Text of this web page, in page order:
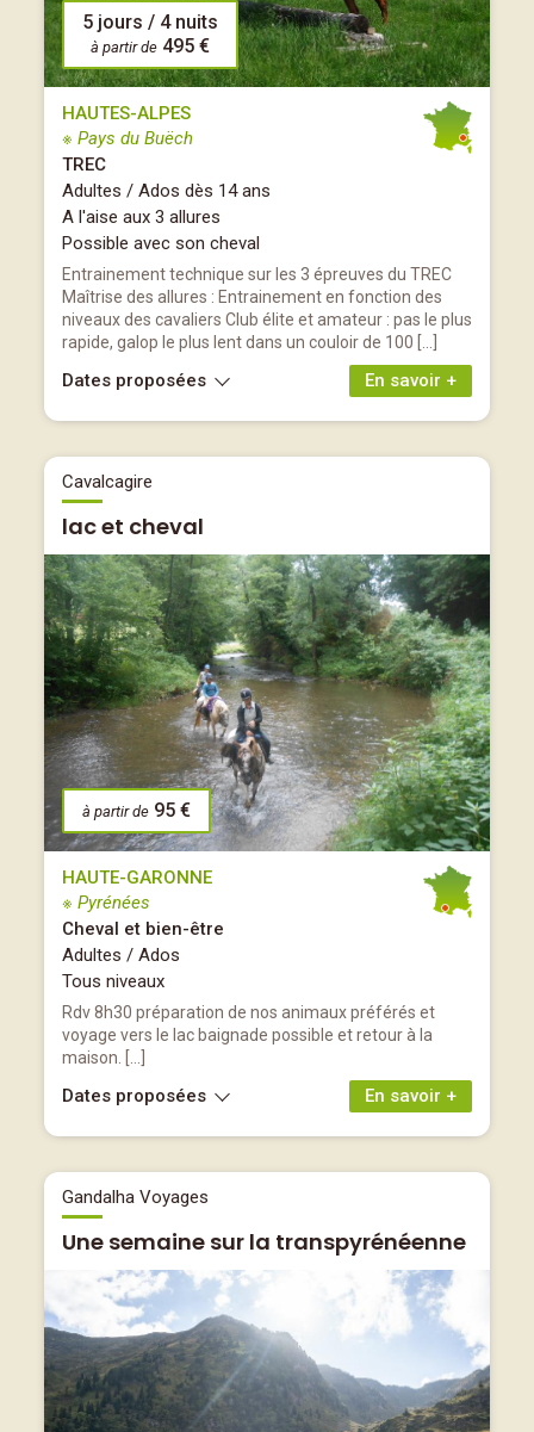
5 jours / 4 nuits
à partir de 495 €
HAUTES-ALPES
※ Pays du Buëch
TREC
Adultes / Ados dès 14 ans
A l'aise aux 3 allures
Possible avec son cheval
Entrainement technique sur les 3 épreuves du TREC
Maîtrise des allures : Entrainement en fonction des
niveaux des cavaliers Club élite et amateur : pas le plus
rapide, galop le plus lent dans un couloir de 100 […]
En savoir +
Dates proposées
Cavalcagire
lac et cheval
à partir de 95 €
HAUTE-GARONNE
※ Pyrénées
Cheval et bien-être
Adultes / Ados
Tous niveaux
Rdv 8h30 préparation de nos animaux préférés et
voyage vers le lac baignade possible et retour à la
maison. […]
En savoir +
Dates proposées
Gandalha Voyages
Une semaine sur la transpyrénéenne